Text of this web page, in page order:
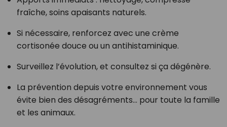
fraîche, soins apaisants naturels.
Si nécessaire, renforcez avec une crème
cortisonée douce ou un antihistaminique.
Surveillez l’évolution, et consultez si ça dégénère.
La prévention depuis votre environnement vous
évite bien des désagréments… pour toute la famille
et les animaux.